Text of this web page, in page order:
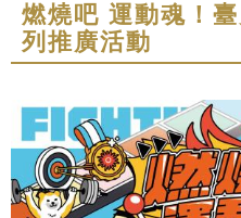
燃燒吧 運動魂！
列推廣活動